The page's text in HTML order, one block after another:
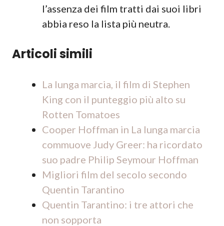
l’assenza dei film tratti dai suoi libri
abbia reso la lista più neutra.
Articoli simili
La lunga marcia, il film di Stephen
King con il punteggio più alto su
Rotten Tomatoes
Cooper Hoffman in La lunga marcia
commuove Judy Greer: ha ricordato
suo padre Philip Seymour Hoffman
Migliori film del secolo secondo
Quentin Tarantino
Quentin Tarantino: i tre attori che
non sopporta